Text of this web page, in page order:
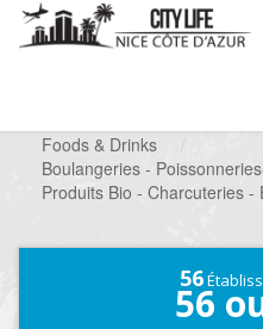
Foods & Drinks
/
Boulangeries -
Produits Bio - Charcuteries
56
56